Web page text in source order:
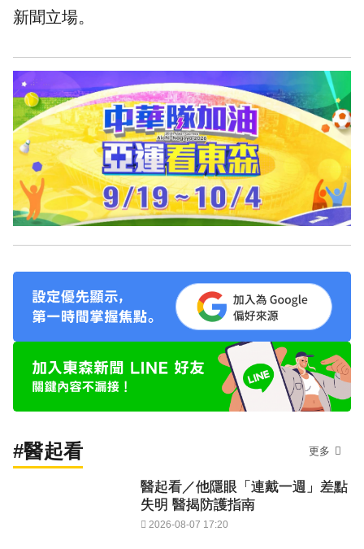
新聞立場。
#醫起看 更多
醫起看／他隱眼「連戴一週」差點
失明 醫揭防護指南
2026-08-07 17:20